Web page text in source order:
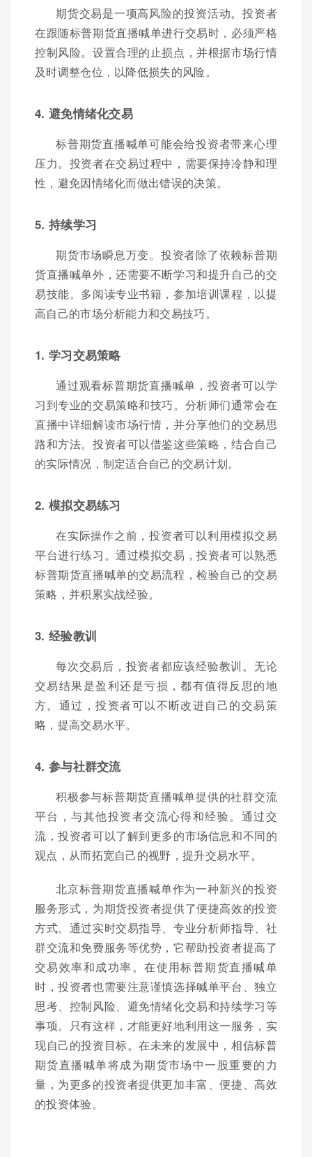
期货交易是一项高风险的投资活动。投资者
在跟随标普期货直播喊单进行交易时，必须严格
控制风险。设置合理的止损点，并根据市场行情
及时调整仓位，以降低损失的风险。
4. 避免情绪化交易
标普期货直播喊单可能会给投资者带来心理
压力。投资者在交易过程中，需要保持冷静和理
性，避免因情绪化而做出错误的决策。
5. 持续学习
期货市场瞬息万变。投资者除了依赖标普期
货直播喊单外，还需要不断学习和提升自己的交
易技能。多阅读专业书籍，参加培训课程，以提
高自己的市场分析能力和交易技巧。
1. 学习交易策略
通过观看标普期货直播喊单，投资者可以学
习到专业的交易策略和技巧。分析师们通常会在
直播中详细解读市场行情，并分享他们的交易思
路和方法。投资者可以借鉴这些策略，结合自己
的实际情况，制定适合自己的交易计划。
2. 模拟交易练习
在实际操作之前，投资者可以利用模拟交易
平台进行练习。通过模拟交易，投资者可以熟悉
标普期货直播喊单的交易流程，检验自己的交易
策略，并积累实战经验。
3. 经验教训
每次交易后，投资者都应该经验教训。无论
交易结果是盈利还是亏损，都有值得反思的地
方。通过，投资者可以不断改进自己的交易策
略，提高交易水平。
4. 参与社群交流
积极参与标普期货直播喊单提供的社群交流
平台，与其他投资者交流心得和经验。通过交
流，投资者可以了解到更多的市场信息和不同的
观点，从而拓宽自己的视野，提升交易水平。
北京标普期货直播喊单作为一种新兴的投资
服务形式，为期货投资者提供了便捷高效的投资
方式。通过实时交易指导、专业分析师指导、社
群交流和免费服务等优势，它帮助投资者提高了
交易效率和成功率。在使用标普期货直播喊单
时，投资者也需要注意谨慎选择喊单平台、独立
思考、控制风险、避免情绪化交易和持续学习等
事项。只有这样，才能更好地利用这一服务，实
现自己的投资目标。在未来的发展中，相信标普
期货直播喊单将成为期货市场中一股重要的力
量，为更多的投资者提供更加丰富、便捷、高效
的投资体验。